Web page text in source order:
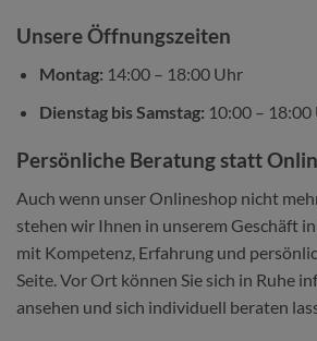
Unsere Öffnungszeiten
Montag: 14:00 – 18:00 Uhr
Dienstag bis Samstag: 10:00 – 18:00
Persönliche Beratung statt
Auch wenn unser Onlineshop nicht
stehen wir Ihnen in unserem Geschäft
mit Kompetenz, Erfahrung und
Seite. Vor Ort können Sie sich in Ruhe
ansehen und sich individuell beraten